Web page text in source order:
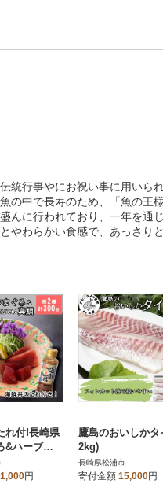
統行事やにお祝い事に用いら
の中で長寿のため、「魚の王
んに行われており、一年を通
やわらかい食感で、あっさり
れ付!長崎県
&ハーブ仕
柵セット2
円
鷹島のおいしかタ
2kg)
長崎県松浦市
寄付金額 15,000円